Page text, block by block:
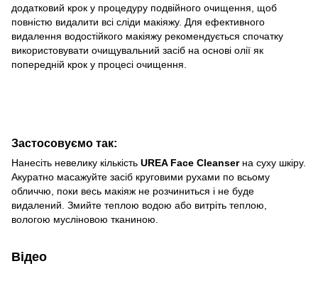
додатковий крок у процедуру подвійного очищення, щоб
повністю видалити всі сліди макіяжу. Для ефективного
видалення водостійкого макіяжу рекомендується спочатку
використовувати очищувальний засіб на основі олії як
попередній крок у процесі очищення.
Застосовуємо так:
Нанесіть невелику кількість UREA Face Cleanserна суху шкіру.
Акуратно масажуйте засіб круговими рухами по всьому
обличчю, поки весь макіяж не розчиниться і не буде
видалений. Змийте теплою водою або витріть теплою,
вологою мусліновою тканиною.
Відео